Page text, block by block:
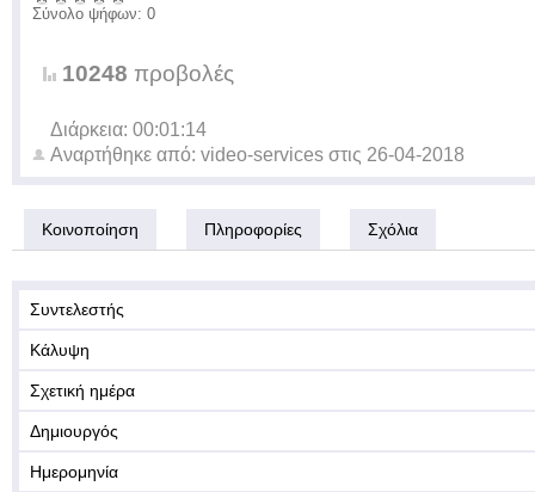
Σύνολο ψήφων: 0
10248 προβολές
Διάρκεια: 00:01:14
Αναρτήθηκε από: video-services στις 26-04-2018
Κοινοποίηση Πληροφορίες Σχόλια
Συντελεστής
Κάλυψη
Σχετική ημέρα
Δημιουργός
Ημερομηνία